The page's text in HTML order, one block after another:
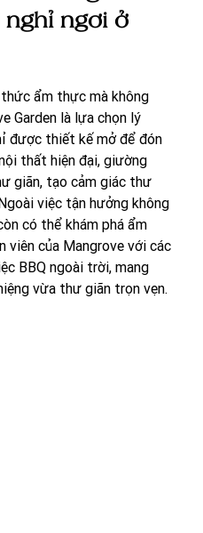
ngơi ở
ẩm thực mà không
Garden là lựa chọn lý
được thiết kế mở để đón
thất hiện đại, giường
giãn, tạo cảm giác thư
việc tận hưởng không
có thể khám phá ẩm
viên của Mangrove với các
BBQ ngoài trời, mang
vừa thư giãn trọn vẹn.